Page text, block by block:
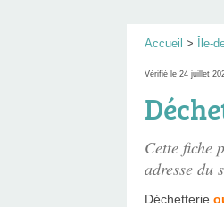
Accueil > Île-
Vérifié le 24 juillet
Cette fiche
adresse du
Déchetterie